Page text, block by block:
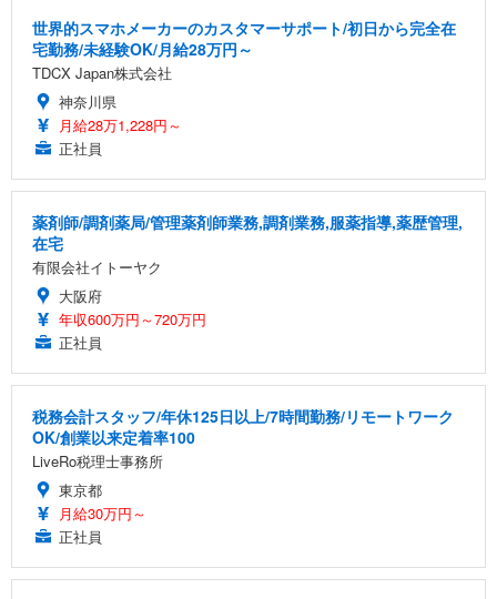
世界的スマホメーカーのカスタマーサポート/初日から完全在
宅勤務/未経験OK/月給28万円～
TDCX Japan株式会社
神奈川県
月給28万1,228円～
正社員
薬剤師/調剤薬局/管理薬剤師業務,調剤業務,服薬指導,薬歴管理,
在宅
有限会社イトーヤク
大阪府
年収600万円～720万円
正社員
税務会計スタッフ/年休125日以上/7時間勤務/リモートワーク
OK/創業以来定着率100
LiveRo税理士事務所
東京都
月給30万円～
正社員